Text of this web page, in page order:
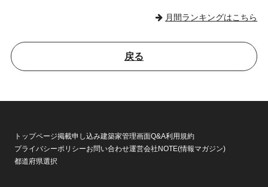
月間ランキングはこちら
戻る
トップページ掲載申し込み建築家管理画面Q&A利用規約
プライバシーポリシーお問い合わせ運営会社 NOTE(情報マガジン)
都道府県選択